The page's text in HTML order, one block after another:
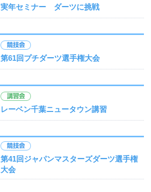
実年セミナー ダーツに挑戦
第61回プチダーツ選手権大会
レーベン千葉ニュータウン講習
第41回ジャパンマスターズダーツ選手権
大会